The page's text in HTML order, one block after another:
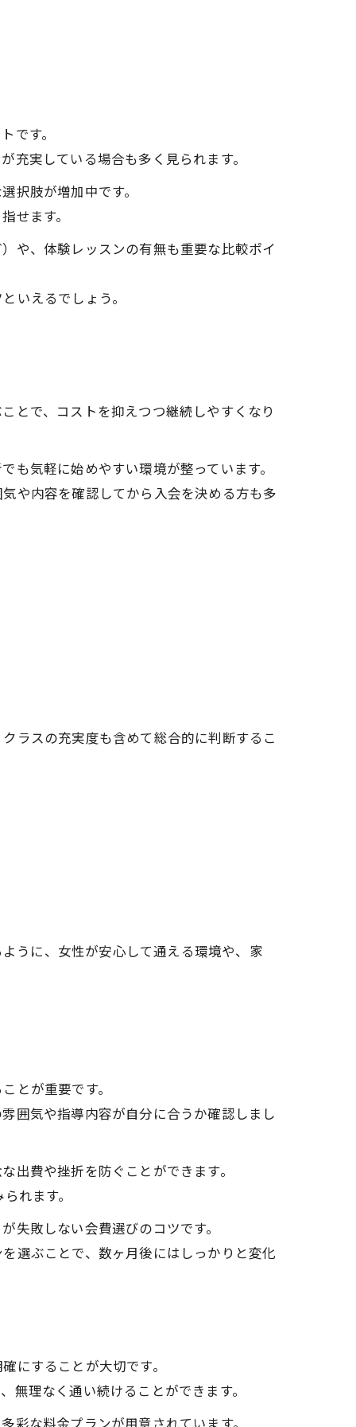
です。
実している場合も多く見られます。
択肢が増加中です。
せます。
や、体験レッスンの有無も重要な比較ポイ
いえるでしょう。
とで、コストを抑えつつ継続しやすくなり
気軽に始めやすい環境が整っています。
や内容を確認してから入会を決める方も多
ラスの充実度も含めて総合的に判断するこ
うに、女性が安心して通える環境や、家
とが重要です。
囲気や指導内容が自分に合うか確認しまし
出費や挫折を防ぐことができます。
れます。
失敗しない会費選びのコツです。
選ぶことで、数ヶ月後にはしっかりと変化
にすることが大切です。
理なく通い続けることができます。
な料金プランが用意されています。